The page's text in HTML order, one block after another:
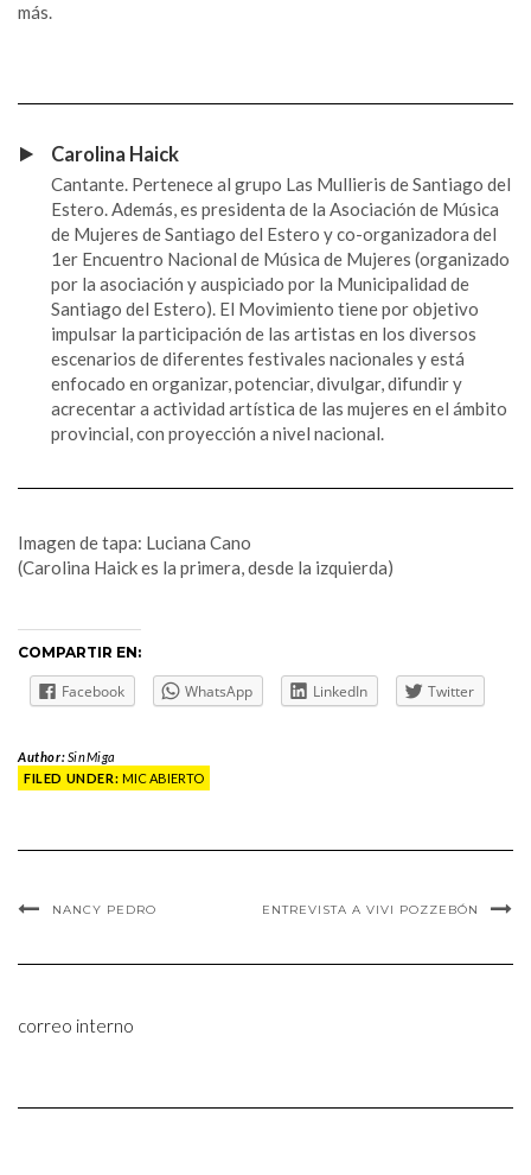
más.
Carolina Haick
Cantante. Pertenece al grupo Las Mullieris de Santiago del
Estero. Además, es presidenta de la Asociación de Música
de Mujeres de Santiago del Estero y co-organizadora del
1er Encuentro Nacional de Música de Mujeres (organizado
por la asociación y auspiciado por la Municipalidad de
Santiago del Estero). El Movimiento tiene por objetivo
impulsar la participación de las artistas en los diversos
escenarios de diferentes festivales nacionales y está
enfocado en organizar, potenciar, divulgar, difundir y
acrecentar a actividad artística de las mujeres en el ámbito
provincial, con proyección a nivel nacional.
Imagen de tapa: Luciana Cano
(Carolina Haick es la primera, desde la izquierda)
COMPARTIR EN:
Facebook WhatsApp LinkedIn Twitter
Author:SinMiga
FILED UNDER: MIC ABIERTO
NANCY PEDRO ENTREVISTA A VIVI POZZEBÓN
correo interno